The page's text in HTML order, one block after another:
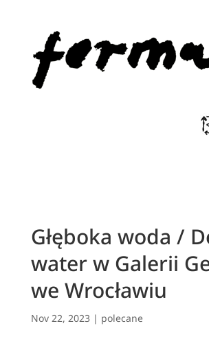
Głęboka woda /
water w Galerii
we Wrocławiu
Nov 22, 2023| polecane